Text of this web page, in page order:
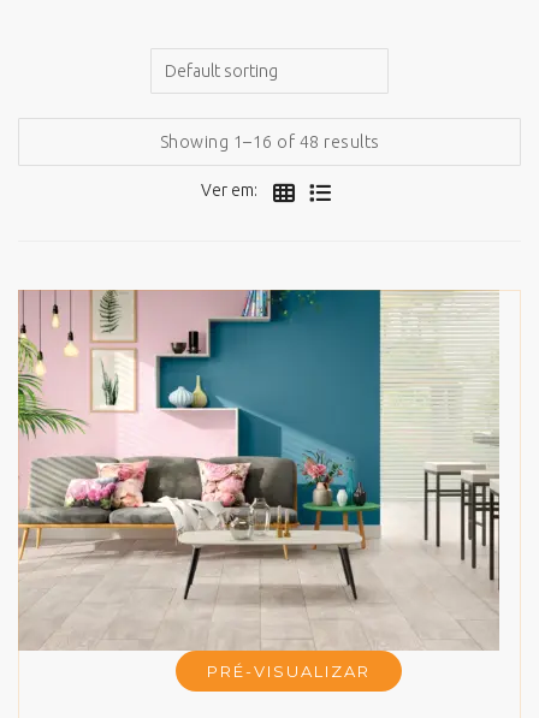
Showing 1–16 of 48 results
Ver em:
PRÉ-VISUALIZAR